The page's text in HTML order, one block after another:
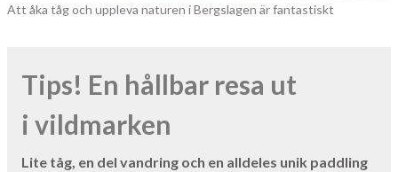
Att åka tåg och uppleva naturen i Bergslagen är fantastiskt
Tips! En håll­bar resa ut
i vildmarken
Lite tåg, en del van­dring och en allde­les unik pad­dling